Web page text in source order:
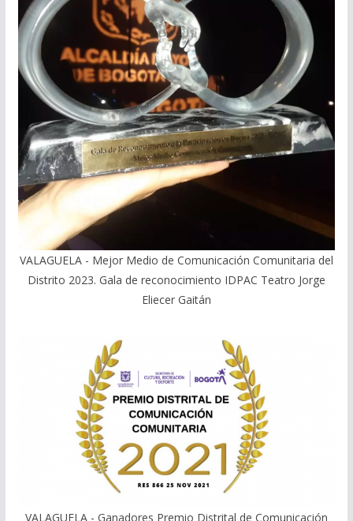
VALAGUELA - Mejor Medio de Comunicación Comunitaria del
Distrito 2023. Gala de reconocimiento IDPAC Teatro Jorge
Eliecer Gaitán
VALAGUELA - Ganadores Premio Distrital de Comunicación